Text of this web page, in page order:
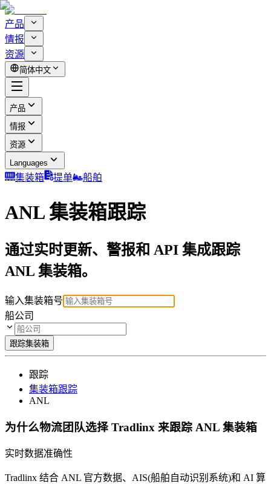
产品
情报
资源
简体中文
产品
情报
资源
Languages
集装箱 提单 船舶
ANL 集装箱跟踪
通过实时更新、警报和 API 集成跟踪
ANL 集装箱。
输入集装箱号
船公司
跟踪集装箱
跟踪
集装箱跟踪
ANL
为什么物流团队选择 Tradlinx 来跟踪 ANL 集装箱
实时数据准确性
Tradlinx 结合 ANL 官方数据、AIS(船舶自动识别系统)和 AI 算